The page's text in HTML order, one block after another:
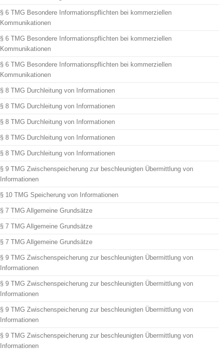
§ 6 TMG Besondere Informationspflichten bei kommerziellen
Kommunikationen
§ 6 TMG Besondere Informationspflichten bei kommerziellen
Kommunikationen
§ 6 TMG Besondere Informationspflichten bei kommerziellen
Kommunikationen
§ 8 TMG Durchleitung von Informationen
§ 8 TMG Durchleitung von Informationen
§ 8 TMG Durchleitung von Informationen
§ 8 TMG Durchleitung von Informationen
§ 8 TMG Durchleitung von Informationen
§ 9 TMG Zwischenspeicherung zur beschleunigten Übermittlung von
Informationen
§ 10 TMG Speicherung von Informationen
§ 7 TMG Allgemeine Grundsätze
§ 7 TMG Allgemeine Grundsätze
§ 7 TMG Allgemeine Grundsätze
§ 9 TMG Zwischenspeicherung zur beschleunigten Übermittlung von
Informationen
§ 9 TMG Zwischenspeicherung zur beschleunigten Übermittlung von
Informationen
§ 9 TMG Zwischenspeicherung zur beschleunigten Übermittlung von
Informationen
§ 9 TMG Zwischenspeicherung zur beschleunigten Übermittlung von
Informationen